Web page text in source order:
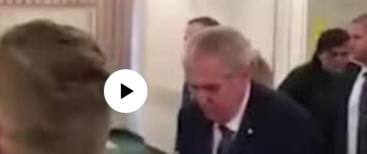
No media source currently available